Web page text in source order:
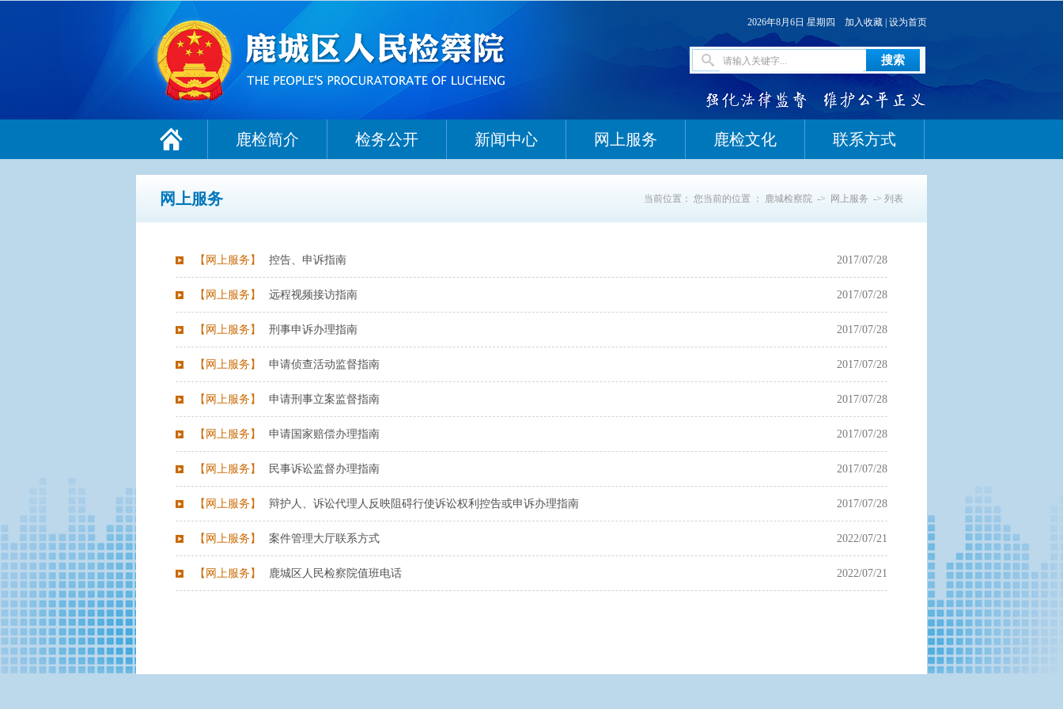
2026年8月6日 星期四 加入收藏 设为首页
鹿检简介 检务公开 新闻中心 网上服务 鹿检文化 联系方式
当前位置： 您当前的位置 ： 鹿城检察院 -> 网上服务 -> 列表
网上服务
2017/07/28
【 网上服务 】 控告、申诉指南
2017/07/28
【 网上服务 】 远程视频接访指南
2017/07/28
【 网上服务 】 刑事申诉办理指南
2017/07/28
【 网上服务 】 申请侦查活动监督指南
2017/07/28
【 网上服务 】 申请刑事立案监督指南
2017/07/28
【 网上服务 】 申请国家赔偿办理指南
2017/07/28
【 网上服务 】 民事诉讼监督办理指南
2017/07/28
【 网上服务 】 辩护人、诉讼代理人反映阻碍行使诉讼权利控告或申诉办理指南
2022/07/21
【 网上服务 】 案件管理大厅联系方式
2022/07/21
【 网上服务 】 鹿城区人民检察院值班电话